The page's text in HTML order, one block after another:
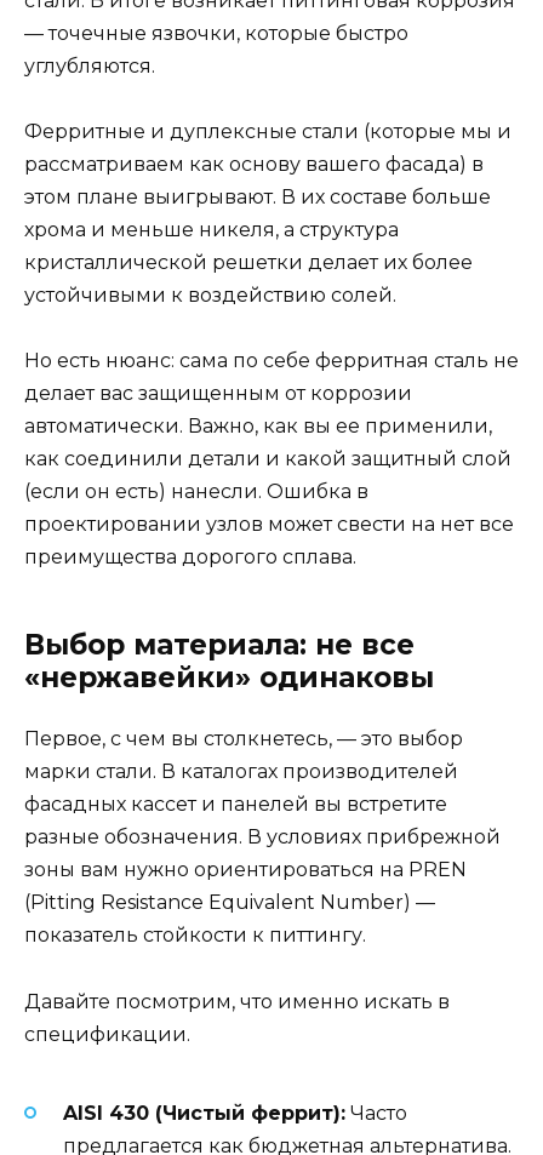
— точечные язвочки, которые быстро
углубляются.
Ферритные и дуплексные стали (которые мы и
рассматриваем как основу вашего фасада) в
этом плане выигрывают. В их составе больше
хрома и меньше никеля, а структура
кристаллической решетки делает их более
устойчивыми к воздействию солей.
Но есть нюанс: сама по себе ферритная сталь не
делает вас защищенным от коррозии
автоматически. Важно, как вы ее применили,
как соединили детали и какой защитный слой
(если он есть) нанесли. Ошибка в
проектировании узлов может свести на нет все
преимущества дорогого сплава.
Выбор материала: не все
«нержавейки» одинаковы
Первое, с чем вы столкнетесь, — это выбор
марки стали. В каталогах производителей
фасадных кассет и панелей вы встретите
разные обозначения. В условиях прибрежной
зоны вам нужно ориентироваться на PREN
(Pitting Resistance Equivalent Number) —
показатель стойкости к питтингу.
Давайте посмотрим, что именно искать в
спецификации.
AISI 430 (Чистый феррит): Часто
предлагается как бюджетная альтернатива.